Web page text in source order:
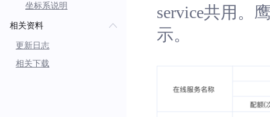
坐标系说明
相关资料
更新日志
相关下载
service共用。
示。